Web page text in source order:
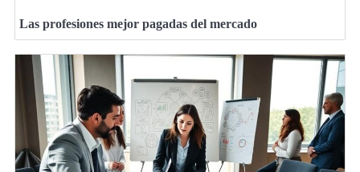
Las profesiones mejor pagadas del mercado